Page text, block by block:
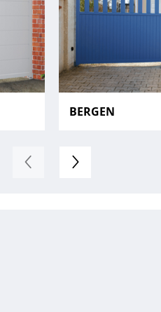
BERGEN